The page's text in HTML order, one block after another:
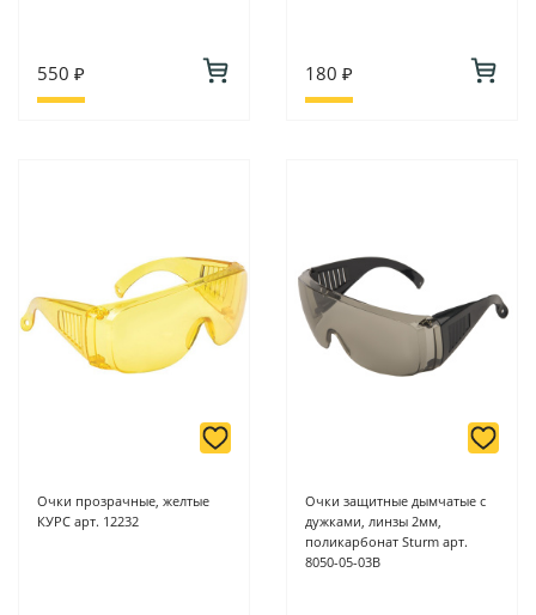
550 ₽ 180 ₽
Очки прозрачные, желтые
КУРС арт. 12232
Очки защитные дымчатые с
дужками, линзы 2мм,
поликарбонат Sturm арт.
8050-05-03B